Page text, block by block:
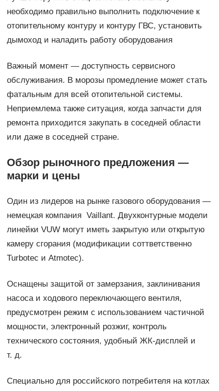
необходимо правильно выполнить подключение к
отопительному контуру и контуру ГВС, установить
дымоход и наладить работу оборудования
Важный момент — доступность сервисного
обслуживания. В морозы промедление может стать
фатальным для всей отопительной системы.
Неприемлема также ситуация, когда запчасти для
ремонта приходится закупать в соседней области
или даже в соседней стране.
Обзор рыночного предложения —
марки и цены
Один из лидеров на рынке газового оборудования —
немецкая компания Vaillant. Двухконтурные модели
линейки VUW могут иметь закрытую или открытую
камеру сгорания (модификации соттветственно
Turbotec и Atmotec).
Оснащены защитой от замерзания, заклинивания
насоса и ходового переключающего вентиля,
предусмотрен режим с использованием частичной
мощности, электронный розжиг, контроль
технического состояния, удобный ЖК-дисплей и
т. д.
Специально для российского потребителя на котлах